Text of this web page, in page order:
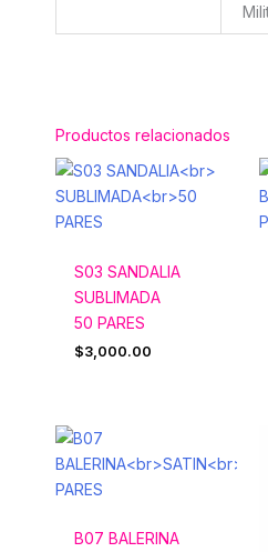
Productos relacionados
S03 SANDALIA
SUBLIMADA
50 PARES
$3,000.00
B07 BALERINA